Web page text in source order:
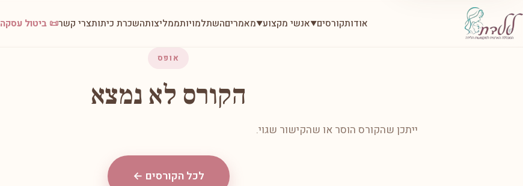
אודותקורסים▼אנשי מקצוע▼מאמריםהשתלמויותממליצותהשכרת כיתותצרי קשר📜 ביטול עסקה
אופס
הקורס לא נמצא
ייתכן שהקורס הוסר או שהקישור שגוי.
לכל הקורסים ←